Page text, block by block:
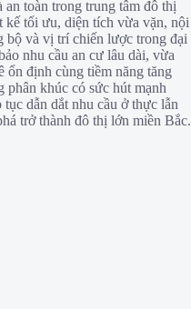
toàn trong trung tâm đô thị
tối ưu, diện tích vừa vặn, nội
bộ và vị trí chiến lược trong đại
nhu cầu an cư lâu dài, vừa
ổn định cùng tiềm năng tăng
khúc có sức hút mạnh
dẫn dắt nhu cầu ở thực lẫn
trở thành đô thị lớn miền Bắc.